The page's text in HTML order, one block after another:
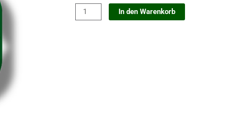
Seilabhängung
für
In den Warenkorb